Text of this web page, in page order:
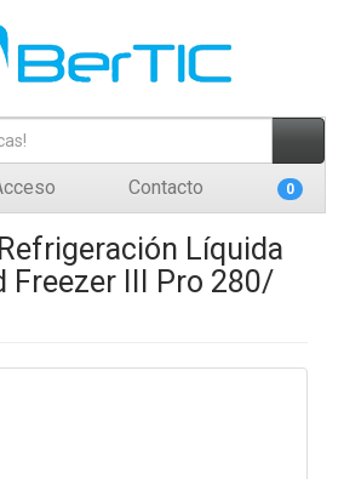
Contacto 0
Líquida
Freezer III Pro 280/